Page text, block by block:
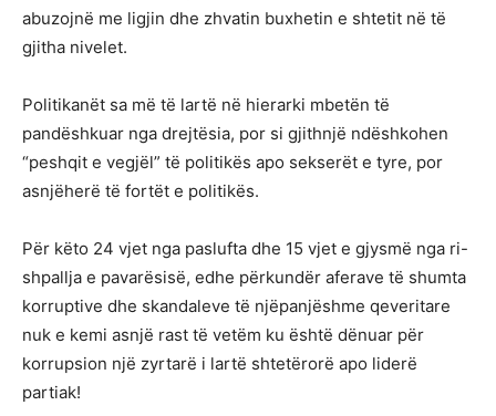
abuzojnë me ligjin dhe zhvatin buxhetin e shtetit në të
gjitha nivelet.
Politikanët sa më të lartë në hierarki mbetën të
pandëshkuar nga drejtësia, por si gjithnjë ndëshkohen
“peshqit e vegjël” të politikës apo sekserët e tyre, por
asnjëherë të fortët e politikës.
Për këto 24 vjet nga paslufta dhe 15 vjet e gjysmë nga ri-
shpallja e pavarësisë, edhe përkundër aferave të shumta
korruptive dhe skandaleve të njëpanjëshme qeveritare
nuk e kemi asnjë rast të vetëm ku është dënuar për
korrupsion një zyrtarë i lartë shtetërorë apo liderë
partiak!